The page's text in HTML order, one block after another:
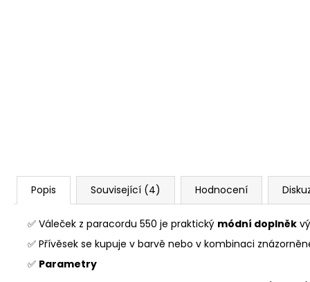
Popis Související (4) Hodnocení
✅ Váleček z paracordu 550 je praktický módní doplněk
✅ Přívěsek se kupuje v barvě nebo v kombinaci
✅ Parametry